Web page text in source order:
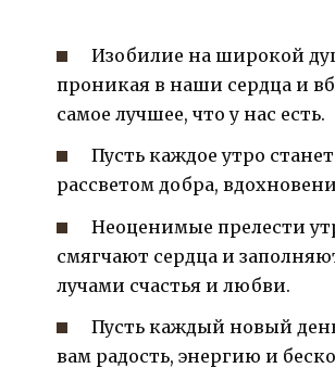
Изобилие на широкой
проникая в наши сердца и
самое лучшее, что у нас есть.
Пусть каждое утро
рассветом добра,
Неоценимые прелести
смягчают сердца и
лучами счастья и любви.
Пусть каждый новый
вам радость, энергию и